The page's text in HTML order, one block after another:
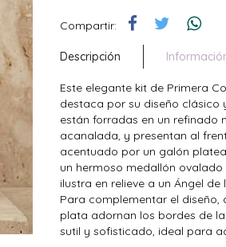
Compartir:
Descripción
Este elegante kit de Primera
destaca por su diseño
están forradas en un refinado
acanalada, y presentan al
acentuado por un galón
un hermoso medallón
ilustra en relieve a un Ángel
Para complementar el
plata adornan los bordes de
sutil y sofisticado, ideal para